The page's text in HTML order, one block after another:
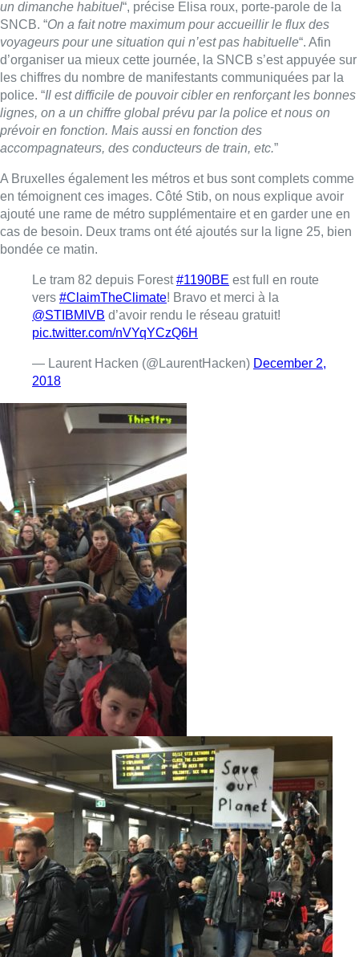
un dimanche habituel“, précise Elisa roux, porte-parole de la
SNCB. “On a fait notre maximum pour accueillir le flux des
voyageurs pour une situation qui n’est pas habituelle“. Afin
d’organiser ua mieux cette journée, la SNCB s’est appuyée sur
les chiffres du nombre de manifestants communiquées par la
police. “Il est difficile de pouvoir cibler en renforçant les bonnes
lignes, on a un chiffre global prévu par la police et nous on
prévoir en fonction. Mais aussi en fonction des
accompagnateurs, des conducteurs de train, etc.”
A Bruxelles également les métros et bus sont complets comme
en témoignent ces images. Côté Stib, on nous explique avoir
ajouté une rame de métro supplémentaire et en garder une en
cas de besoin. Deux trams ont été ajoutés sur la ligne 25, bien
bondée ce matin.
Le tram 82 depuis Forest#1190BE est full en route
vers #ClaimTheClimate! Bravo et merci à la
@STIBMIVB d’avoir rendu le réseau gratuit!
pic.twitter.com/nVYqYCzQ6H
— Laurent Hacken (@LaurentHacken) December 2,
2018